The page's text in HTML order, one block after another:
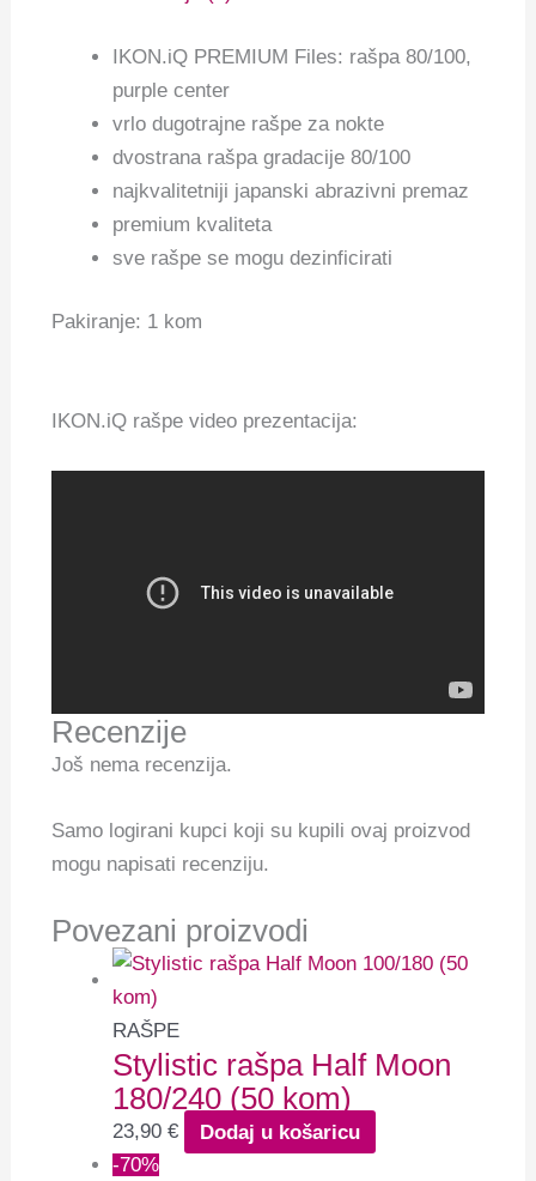
IKON.iQ PREMIUM Files: rašpa 80/100,
purple center
vrlo dugotrajne rašpe za nokte
dvostrana rašpa gradacije 80/100
najkvalitetniji japanski abrazivni premaz
premium kvaliteta
sve rašpe se mogu dezinficirati
Pakiranje: 1 kom
IKON.iQ rašpe video prezentacija:
Recenzije
Još nema recenzija.
Samo logirani kupci koji su kupili ovaj proizvod
mogu napisati recenziju.
Povezani proizvodi
RAŠPE
Stylistic rašpa Half Moon
180/240 (50 kom)
23,90€
Dodaj u košaricu
-70%